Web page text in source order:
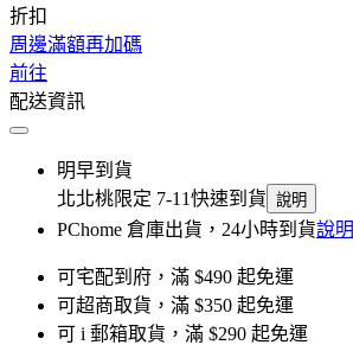
折扣
周邊滿額再加碼
前往
配送資訊
明早到貨
北北桃限定 7-11快速到貨 說明
PChome 倉庫出貨，24小時到貨說明
可宅配到府，滿 $490 起免運
可超商取貨，滿 $350 起免運
可 i 郵箱取貨，滿 $290 起免運